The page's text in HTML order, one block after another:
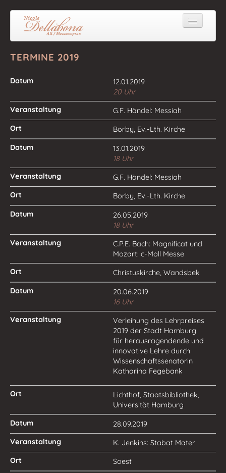
Fotos
Termine
Pädagogik
TERMINE 2019
12.01.2019
20 Uhr
G.F. Händel: Messiah
Borby, Ev.-Lth. Kirche
13.01.2019
18 Uhr
G.F. Händel: Messiah
Borby, Ev.-Lth. Kirche
26.05.2019
18 Uhr
C.P.E. Bach: Magnificat und
Mozart: c-Moll Messe
Christuskirche, Wandsbek
20.06.2019
16 Uhr
Verleihung des Lehrpreises
2019 der Stadt Hamburg
für herausragendende und
innovative Lehre durch
Wissenschaftssenatorin
Katharina Fegebank
Lichthof, Staatsbibliothek,
Universität Hamburg
28.09.2019
K. Jenkins: Stabat Mater
Soest